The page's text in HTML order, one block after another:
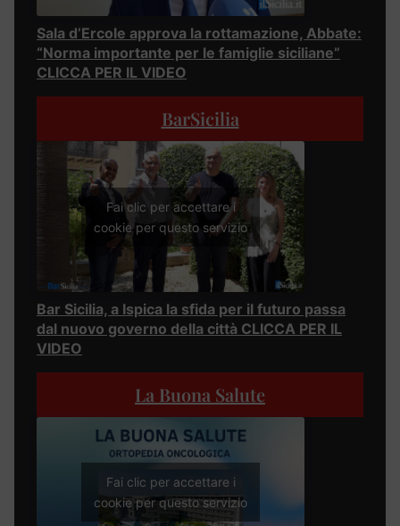
Sala d’Ercole approva la rottamazione, Abbate:
“Norma importante per le famiglie siciliane”
CLICCA PER IL VIDEO
BarSicilia
Fai clic per accettare i
cookie per questo servizio
Bar Sicilia, a Ispica la sfida per il futuro passa
dal nuovo governo della città CLICCA PER IL
VIDEO
La Buona Salute
Fai clic per accettare i
cookie per questo servizio